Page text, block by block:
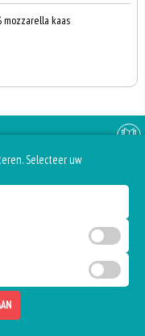
mozzarella kaas
en zwarte olijven
Selecteer uw